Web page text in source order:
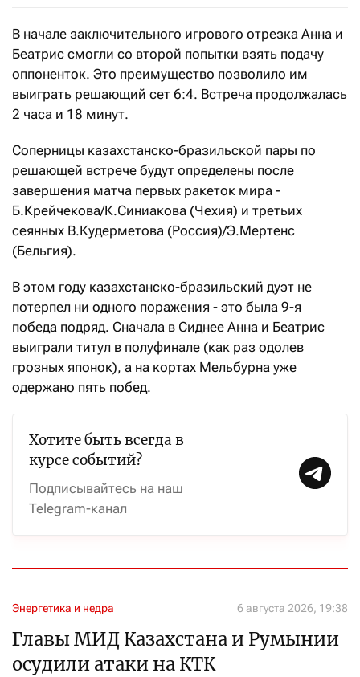
В начале заключительного игрового отрезка Анна и
Беатрис смогли со второй попытки взять подачу
оппоненток. Это преимущество позволило им
выиграть решающий сет 6:4. Встреча продолжалась
2 часа и 18 минут.
Соперницы казахстанско-бразильской пары по
решающей встрече будут определены после
завершения матча первых ракеток мира -
Б.Крейчекова/К.Синиакова (Чехия) и третьих
сеянных В.Кудерметова (Россия)/Э.Мертенс
(Бельгия).
В этом году казахстанско-бразильский дуэт не
потерпел ни одного поражения - это была 9-я
победа подряд. Сначала в Сиднее Анна и Беатрис
выиграли титул в полуфинале (как раз одолев
грозных японок), а на кортах Мельбурна уже
одержано пять побед.
Хотите быть всегда в
курсе событий?
Подписывайтесь на наш
Telegram-канал
Энергетика и недра 6 августа 2026, 19:38
Главы МИД Казахстана и Румынии
осудили атаки на КТК